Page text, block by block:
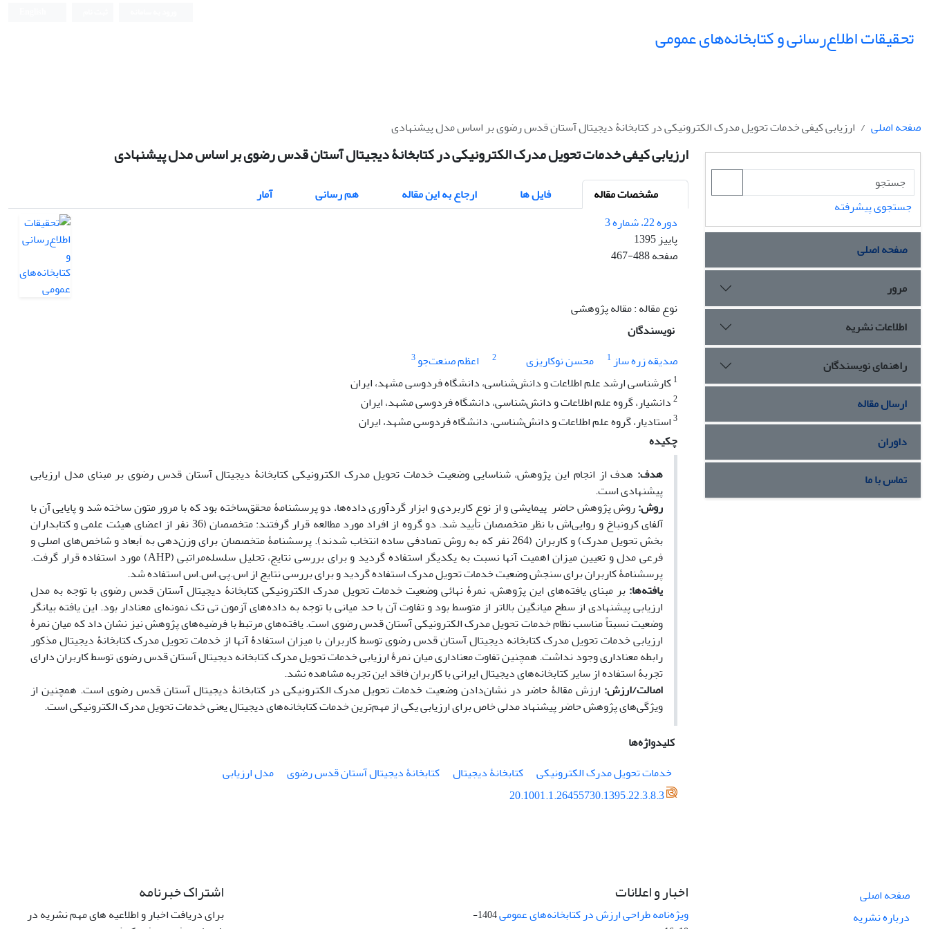
تحقیقات اطلاع‌رسانی و کتابخانه‌های عمومی
صفحه اصلی ارزیابی کیفی خدمات تحویل مدرک الکترونیکی در کتابخانۀ دیجیتال آستان قدس رضوی بر اساس مدل پیشنهادی
ارزیابی کیفی خدمات تحویل مدرک الکترونیکی در کتابخانۀ دیجیتال آستان قدس رضوی بر اساس مدل پیشنهادی
مشخصات مقاله فایل ها ارجاع به این مقاله هم رسانی
آمار
دوره 22، شماره 3
پاییز 1395
صفحه467-488
نوع مقاله : مقاله پژوهشی
نویسندگان
صدیقه زره ساز1 محسن نوکاریزی 2 اعظم صنعت‌جو3
1کارشناسی ارشد علم اطلاعات و دانش‌شناسی، دانشگاه فردوسی مشهد، ایران
2دانشیار، گروه علم اطلاعات و دانش‌شناسی، دانشگاه فردوسی مشهد، ایران
3استادیار، گروه علم اطلاعات و دانش‌شناسی، دانشگاه فردوسی مشهد، ایران
چکیده
هدف: هدف از انجام این پژوهش، شناسایی وضعیت خدمات تحویل مدرک الکترونیکی کتابخانۀ دیجیتال آستان قدس رضوی بر مبنای مدل ارزیابی
پیشنهادی است.
روش:روش پژوهش حاضر پیمایشی و از نوع کاربردی و ابزار گردآوری داده‌ها، دو پرسشنامۀ محققساخته بود که با مرور متون ساخته شد و پایایی آن با
آلفای کرونباخ و روایی
اش با نظر متخصصان تأیید شد. دو گروه از افراد مورد مطالعه قرار گرفتند: متخصصان (36 نفر از اعضای هیئت علمی و کتابداران
بخش تحویل مدرک) و کاربران (264 نفر که به روش تصادفی ساده انتخاب شدند). پرسشنامۀ متخصصان برای وزن‌دهی به اَبعاد و شاخص‌های اصلی و
فرعی مدل و تعیین میزان اهمیت آنها نسبت به یکدیگر استفاده گردید و برای بررسی نتایج، تحلیل سلسله‌مراتبی (AHP) مورد استفاده قرار گرفت.
پرسشنامۀ کاربران برای سنجش وضعیت خدمات تحویل مدرک استفاده گردید و برای بررسی نتایج از اس.پی.اس.اس استفاده شد.
یافته‌ها: بر مبنای یافته‌های این پژوهش، نمرۀ نهائی وضعیت خدمات تحویل مدرک الکترونیکی کتابخانۀ دیجیتال آستان قدس رضوی با توجه به مدل
ارزیابی پیشنهادی از سطح میانگین بالاتر از متوسط بود و تفاوت آن با حد میانی با توجه به داده‌های آزمون تی تک نمونه‌ای معنادار بود. این یافته بیانگر
وضعیت نسبتاً مناسب نظام خدمات تحویل مدرک الکترونیکی آستان قدس رضوی است. یافته‌های مرتبط با فرضیه‌های پژوهش نیز نشان داد که میان نمرۀ
ارزیابی خدمات تحویل مدرک کتابخانه دیجیتال آستان قدس رضوی توسط کاربران با میزان استفادۀ آن­ها از خدمات تحویل مدرک کتابخانۀ دیجیتال مذکور
رابطه معناداری وجود نداشت. همچنین تفاوت معناداری میان نمرۀ ارزیابی خدمات تحویل مدرک کتابخانه دیجیتال آستان قدس رضوی توسط کاربران دارای
تجربۀ استفاده از سایر کتابخانه‌های دیجیتال ایرانی با کاربران فاقد این تجربه مشاهده نشد.
اصالت/ارزش: ارزش مقالۀ حاضر در نشاندادن وضعیت خدمات تحویل مدرک الکترونیکی در کتابخانۀ دیجیتال آستان قدس رضوی است. همچنین از
ویژگی‌های پژوهش حاضر پیشنهاد مدلی خاص برای ارزیابی یکی از مهم‌ترین خدمات کتابخانه‌های دیجیتال یعنی خدمات تحویل مدرک الکترونیکی است.
کلیدواژه‌ها
خدمات تحویل مدرک الکترونیکی
کتابخانۀ دیجیتال کتابخانۀ دیجیتال آستان قدس رضوی
مدل ارزیابی
20.1001.1.26455730.1395.22.3.8.3
جستجوی پیشرفته
صفحه اصلی
مرور
اطلاعات نشریه
راهنمای نویسندگان
ارسال مقاله
داوران
تماس با ما
صفحه اصلی
درباره نشریه
اخبار و اعلانات
ویژه‌نامه طراحی ارزش در کتابخانه‌های عمومی
1404-
اشتراک خبرنامه
برای دریافت اخبار و اطلاعیه های مهم نشریه در